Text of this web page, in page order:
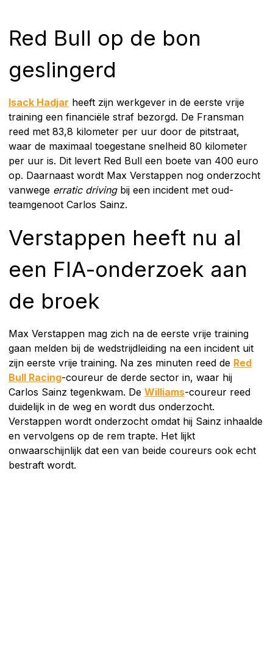
Red Bull op de bon
geslingerd
Isack Hadjar heeft zijn werkgever in de eerste vrije
training een financiële straf bezorgd. De Fransman
reed met 83,8 kilometer per uur door de pitstraat,
waar de maximaal toegestane snelheid 80 kilometer
per uur is. Dit levert Red Bull een boete van 400 euro
op. Daarnaast wordt Max Verstappen nog onderzocht
vanwege erratic drivingbij een incident met oud-
teamgenoot Carlos Sainz.
Verstappen heeft nu al
een FIA-onderzoek aan
de broek
Max Verstappen mag zich na de eerste vrije training
gaan melden bij de wedstrijdleiding na een incident uit
zijn eerste vrije training. Na zes minuten reed de Red
Bull Racing-coureur de derde sector in, waar hij
Carlos Sainz tegenkwam. De Williams-coureur reed
duidelijk in de weg en wordt dus onderzocht.
Verstappen wordt onderzocht omdat hij Sainz inhaalde
en vervolgens op de rem trapte. Het lijkt
onwaarschijnlijk dat een van beide coureurs ook echt
bestraft wordt.